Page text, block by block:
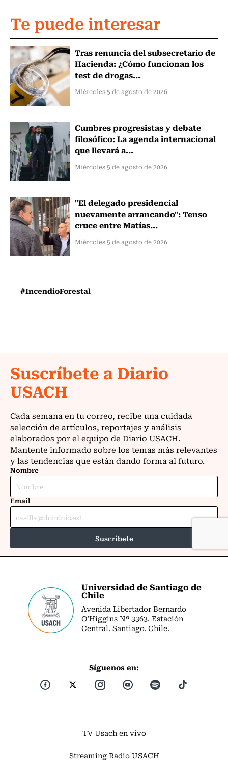
Te puede interesar
Tras renuncia del subsecretario de
Hacienda: ¿Cómo funcionan los
test de drogas...
Miércoles 5 de agosto de 2026
Cumbres progresistas y debate
filosófico: La agenda internacional
que llevará a...
Miércoles 5 de agosto de 2026
"El delegado presidencial
nuevamente arrancando": Tenso
cruce entre Matías...
Miércoles 5 de agosto de 2026
#IncendioForestal
Universidad de Santiago de
Chile
Avenida Libertador Bernardo
O’Higgins Nº 3363. Estación
Central. Santiago. Chile.
Síguenos en:
TV Usach en vivo
Streaming Radio USACH